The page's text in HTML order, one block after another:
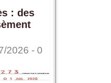
: des
2026 - 0